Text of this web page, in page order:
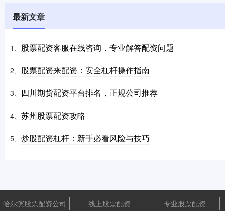
最新文章
1、 股票配资客服在线咨询，专业解答配资问题
2、 股票配资来配资：安全杠杆操作指南
3、 四川期货配资平台排名，正规公司推荐
4、 苏州股票配资攻略
5、 炒股配资杠杆：新手必看风险与技巧
哈尔滨股票配资公司 线上股票配资 专业股票配资